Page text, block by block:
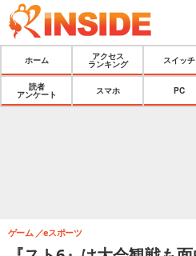
ホーム
アクセス
ランキング
スイッチ
読者
アンケート
スマホ PC
ゲーム eスポーツ